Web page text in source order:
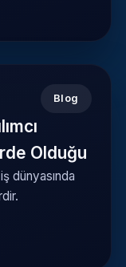
Blog
Olduğu
dünyasında